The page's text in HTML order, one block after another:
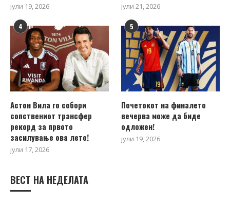
јули 19, 2026 јули 21, 2026
4
Астон Вила го собори
сопствениот трансфер
рекорд за првото
засилување ова лето!
јули 17, 2026
5
Почетокот на финалето
вечерва може да биде
одложен!
јули 19, 2026
ВЕСТ НА НЕДЕЛАТА